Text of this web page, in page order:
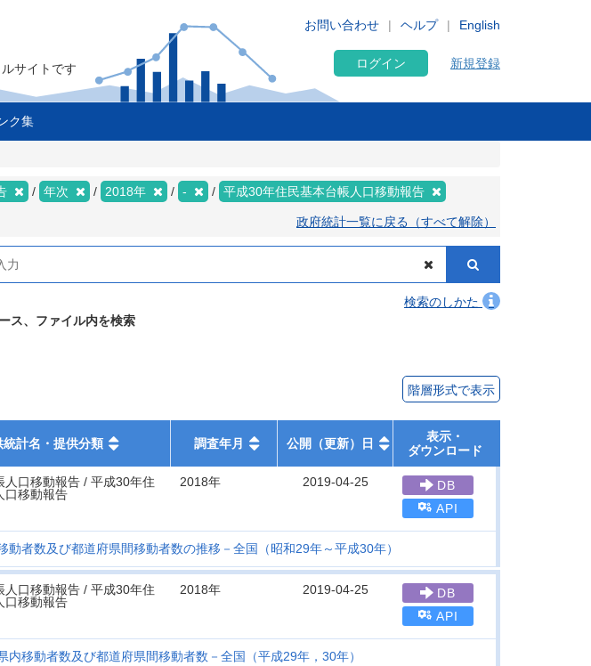
English
お問い合わせ ヘルプ
サイトです ログイン 新規登録
ク集
年次 2018年 - 平成30年住民基本台帳人口移動報告
政府統計一覧に戻る（すべて解除）
検索のしかた
ス、ファイル内を検索
階層形式で表示
統計名・提供分類 調査年月 公開（更新）日
表示・
ダウンロード
人口移動報告 / 平成30年住
口移動報告
2018年 2019-04-25
DB
API
動者数及び都道府県間移動者数の推移－全国（昭和29年～平成30年）
人口移動報告 / 平成30年住
口移動報告
2018年 2019-04-25
DB
API
内移動者数及び都道府県間移動者数－全国（平成29年，30年）